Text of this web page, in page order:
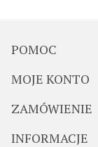
POMOC
MOJE KONTO
ZAMÓWIENIE
INFORMACJE